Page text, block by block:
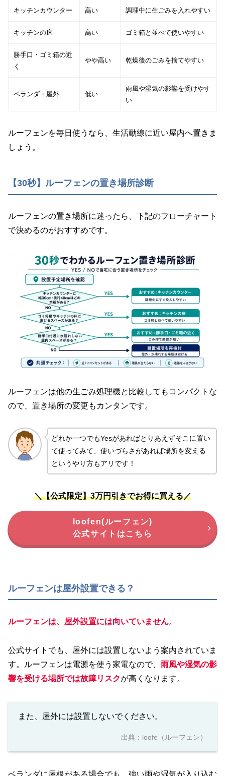
キッチンカウンター 高い 調理中に生ごみを入れやすい
キッチンの床 高い ゴミ箱と並べて使いやすい
勝手口・ゴミ箱の近
く
やや高い 乾燥後のごみを捨てやすい
ベランダ・屋外 低い
雨風や湿気の影響を受けやす
い
ルーフェンを毎日使うなら、生活動線に近い屋内へ置きま
しょう。
【30秒】ルーフェンの置き場所診断
ルーフェンの置き場所に迷ったら、下記のフローチャート
で決めるのがおすすめです。
ルーフェンは他の生ごみ処理機と比較してもコンパクトな
ので、置き場所の変更もカンタンです。
どれか一つでもYesがあればとりあえずそこに置い
て使ってみて、使いづらさがあれば場所を変える
というやり方もアリです！
＼【公式限定】3万円引きでお得に買える／
loofen(ルーフェン)
公式サイトはこちら
ルーフェンは屋外設置できる？
ルーフェンは、屋外設置には向いていません。
公式サイトでも、屋外には設置しないよう案内されていま
す。ルーフェンは電源を使う家電なので、 雨風や湿気の影
響を受ける場所では故障リスクが高くなります。
また、屋外には設置しないでください。
出典： loofe（ルーフェン）
ベランダに屋根がある場合でも、強い雨や湿気が入り込む